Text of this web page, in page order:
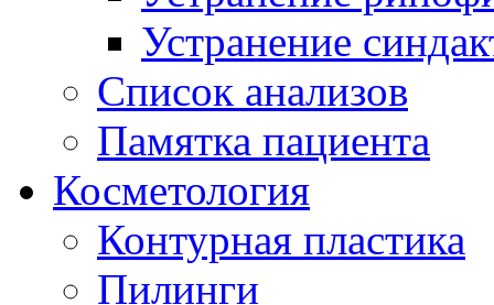
Устранение
Список анализов
Памятка пациента
Косметология
Контурная пластика
Пилинги